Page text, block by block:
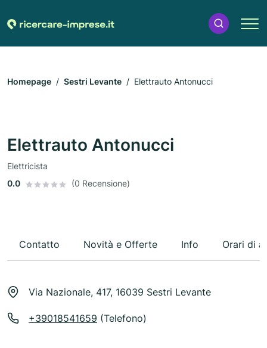
Homepage Sestri Levante Elettrauto Antonucci
Elettrauto Antonucci
Elettricista
0.0
(0 Recensione)
Contatto Novità e Offerte Info Orari di
Via Nazionale, 417, 16039 Sestri Levante
+39018541659 (Telefono)